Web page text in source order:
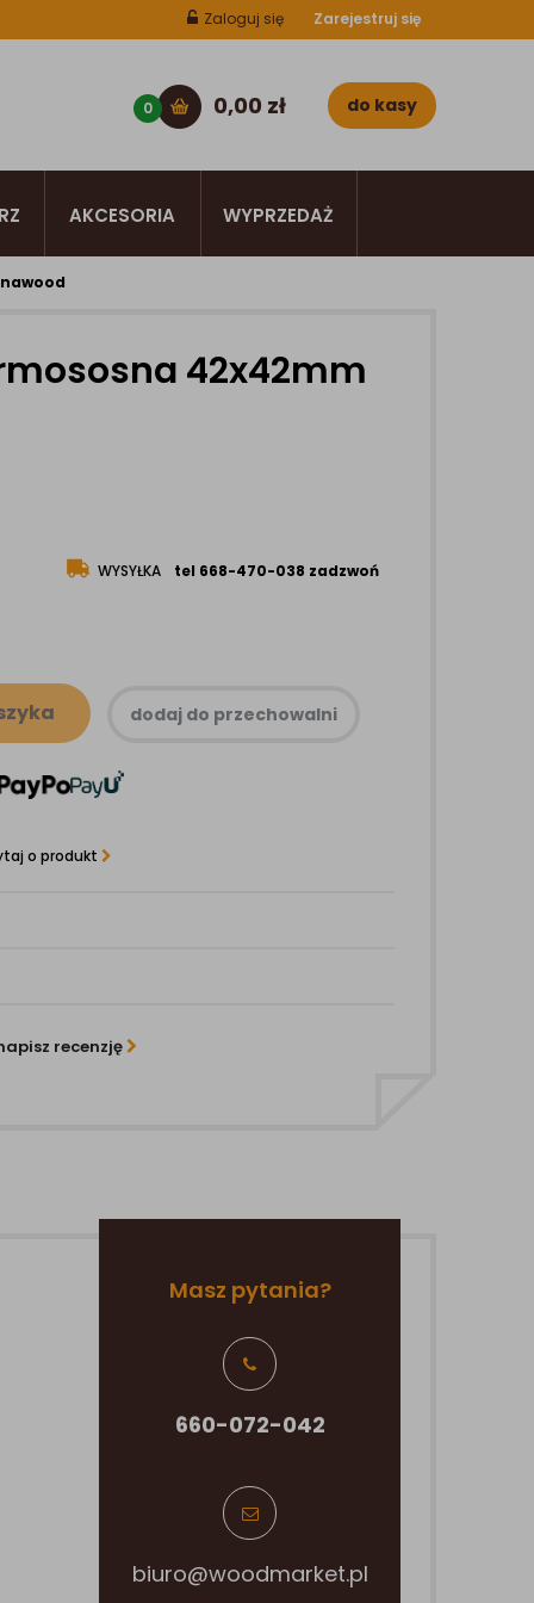
Zaloguj się Zarejestruj się
0 0,00 zł do kasy
AKCESORIA WYPRZEDAŻ
42x42mm
WYSYŁKA tel 668-470-038 zadzwoń
dodaj do przechowalni
o produkt
recenzję
Masz pytania?
660-072-042
biuro@woodmarket.pl